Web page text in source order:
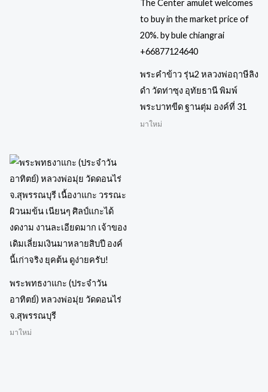
พระคำข้าว รุ่น2 หลวงพ่อฤาษีลิง
ดำ วัดท่าซุง อุทัยธานี พิมพ์
พระบาทขีด ฐานตุ่ม องค์ที่ 31
มาใหม่
พระพทธงาแกะ (ประจำวัน
อาทิตย์) หลวงพ่อมุ่ย วัดดอนไร่
จ.สุพรรณบุรี
มาใหม่